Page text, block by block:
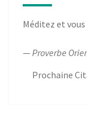
Méditez et
— Proverbe
Prochaine